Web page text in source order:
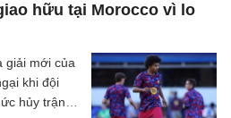
hữu tại Morocco vì lo
giải mới của
khi đội
hủy trận